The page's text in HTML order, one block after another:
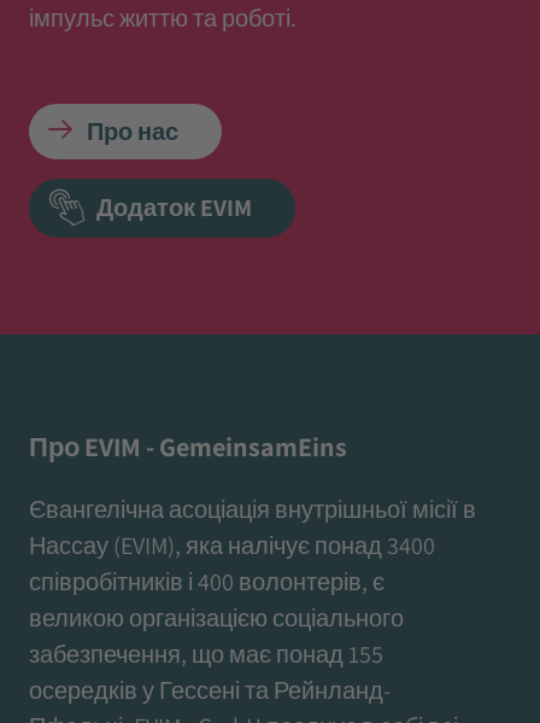
імпульс життю та роботі.
Про нас
Додаток EVIM
Про EVIM - GemeinsamEins
Євангелічна асоціація внутрішньої місії в
Нассау (EVIM), яка налічує понад 3400
співробітників і 400 волонтерів, є
великою організацією соціального
забезпечення, що має понад 155
осередків у Гессені та Рейнланд-